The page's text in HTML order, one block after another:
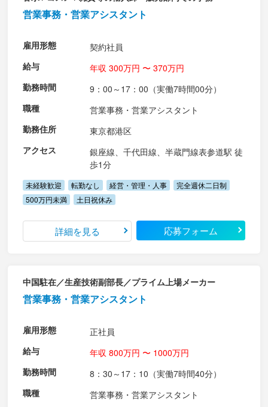
営業事務・営業アシスタント
雇用形態
契約社員
給与
年収 300万円 〜 370万円
勤務時間
9：00～17：00（実働7時間00分）
職種
営業事務・営業アシスタント
勤務住所
東京都港区
アクセス
銀座線、千代田線、半蔵門線表参道駅 徒
歩1分
未経験歓迎 転勤なし 経営・管理・人事
完全週休二日制
500万円未満
土日祝休み
詳細を見る 応募フォーム
中国駐在／生産技術副部長／プライム上場メーカー
営業事務・営業アシスタント
雇用形態
正社員
給与
年収 800万円 〜 1000万円
勤務時間
8：30～17：10（実働7時間40分）
職種
営業事務・営業アシスタント